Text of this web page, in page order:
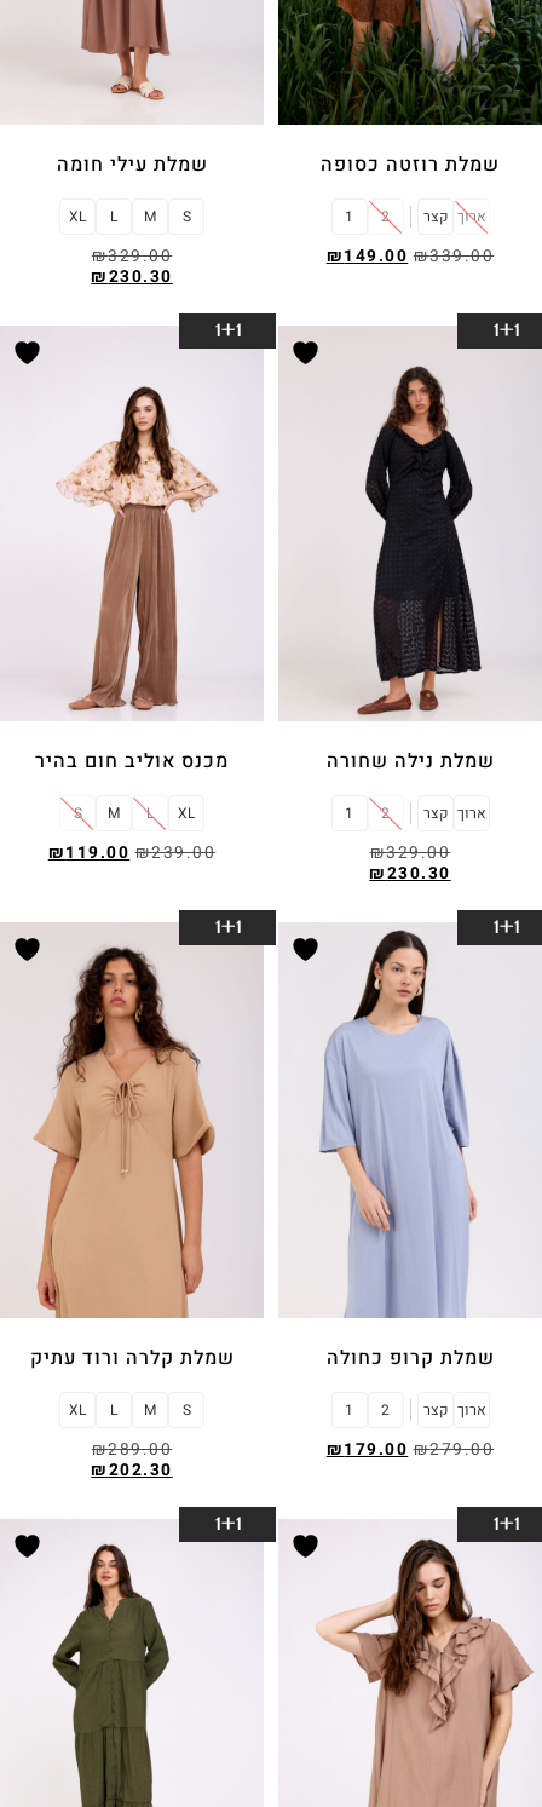
שמלת רוזטה כסופה
ארוך קצר 2
1
₪339.00
₪149.00
שמלת עילי חומה
S
M
L
XL
₪329.00
₪230.30
בחר אפשרויות
1+1
שמלת נילה שחורה
ארוך קצר 2
1
₪329.00
₪230.30
בחר אפשרויות
1+1
מכנס אוליב חום בהיר
XL
L
M
S
₪239.00
₪119.00
1+1
שמלת קרופ כחולה
ארוך קצר 2
1
₪279.00
₪179.00
1+1
שמלת קלרה ורוד עתיק
S
M
L
XL
₪289.00
₪202.30
בחר אפשרויות
1+1
1+1